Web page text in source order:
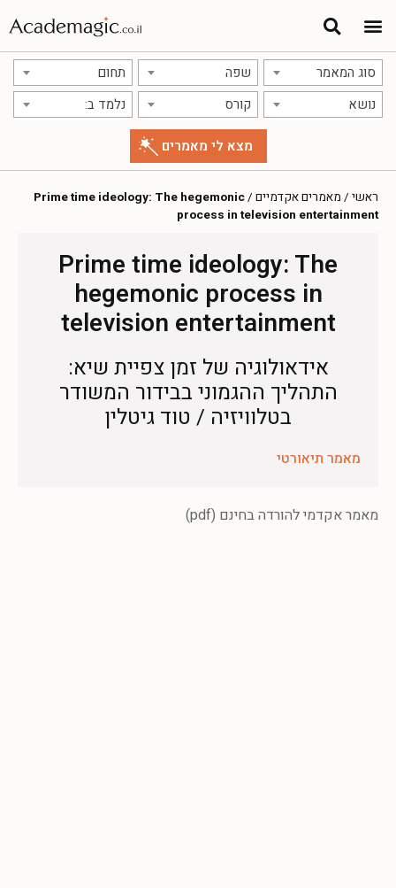
סוג המאמר שפה
תחום
נושא
קורס נלמד ב:
ראשי / מאמרים אקדמיים /
Prime time ideology: The hegemonic
process in television entertainment
Prime time ideology: The
hegemonic process in
television entertainment
אידאולוגיה של זמן צפיית שיא:
התהליך ההגמוני בבידור המשודר
בטלוויזיה / טוד גיטלין
מאמר תיאורטי
מאמר אקדמי להורדה בחינם (pdf)